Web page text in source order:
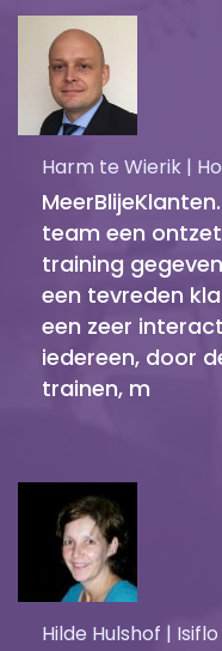
Harm te Wierik |
team een
training
een tevreden
een zeer
iedereen, door
trainen, m
Hilde Hulshof | Isiflo